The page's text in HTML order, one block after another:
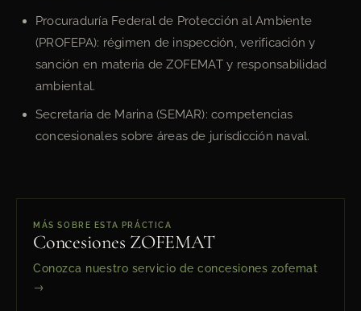
Procuraduría Federal de Protección al Ambiente
(PROFEPA): régimen de inspección, verificación y
sanción en materia de ZOFEMAT y responsabilidad
ambiental.
Secretaría de Marina (SEMAR): competencias
concesionales sobre áreas de jurisdicción naval.
MÁS SOBRE ESTA PRÁCTICA
Concesiones ZOFEMAT
Conozca nuestro servicio de concesiones zofemat
→